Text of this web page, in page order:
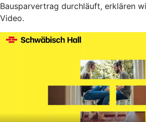
Bausparvertrag durchläuft, erklären
Video.